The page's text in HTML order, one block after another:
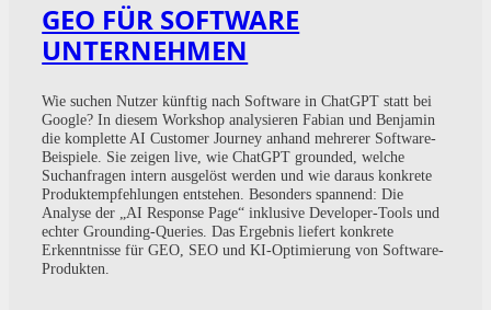
GEO FÜR SOFTWARE
UNTERNEHMEN
Wie suchen Nutzer künftig nach Software in ChatGPT statt bei
Google? In diesem Workshop analysieren Fabian und Benjamin
die komplette AI Customer Journey anhand mehrerer Software-
Beispiele. Sie zeigen live, wie ChatGPT grounded, welche
Suchanfragen intern ausgelöst werden und wie daraus konkrete
Produktempfehlungen entstehen. Besonders spannend: Die
Analyse der „AI Response Page“ inklusive Developer-Tools und
echter Grounding-Queries. Das Ergebnis liefert konkrete
Erkenntnisse für GEO, SEO und KI-Optimierung von Software-
Produkten.